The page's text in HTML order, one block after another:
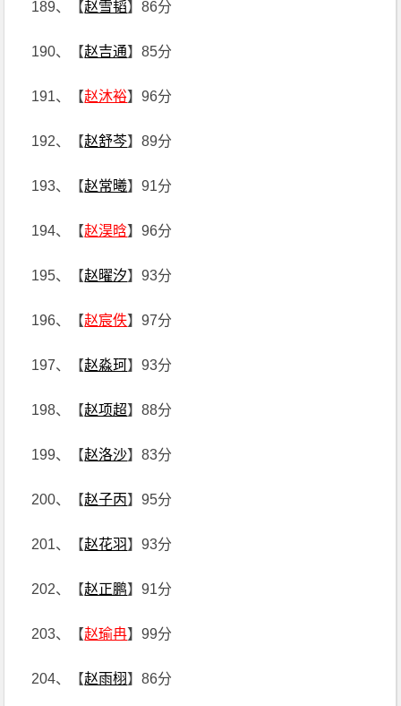
189、【赵雪韬】86分
190、【赵吉通】85分
191、【赵沐裕】96分
192、【赵舒芩】89分
193、【赵常曦】91分
194、【赵淏晗】96分
195、【赵曜汐】93分
196、【赵宸佚】97分
197、【赵淼珂】93分
198、【赵项超】88分
199、【赵洛沙】83分
200、【赵子丙】95分
201、【赵花羽】93分
202、【赵正鹏】91分
203、【赵瑜冉】99分
204、【赵雨栩】86分